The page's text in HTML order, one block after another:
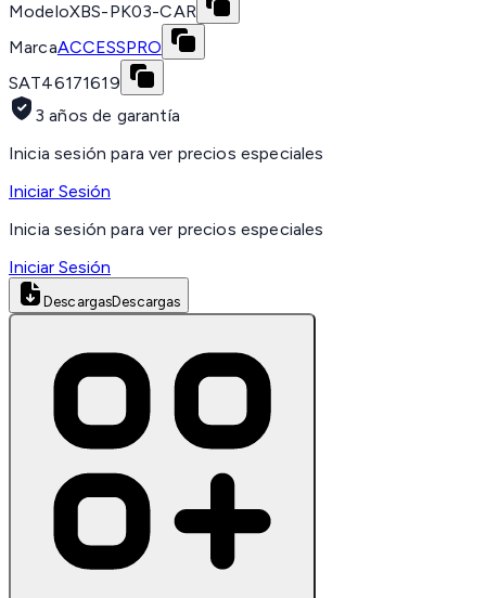
ModeloXBS-PK03-CAR
MarcaACCESSPRO
SAT46171619
3 años de garantía
Inicia sesión para ver precios especiales
Iniciar Sesión
Inicia sesión para ver precios especiales
Iniciar Sesión
DescargasDescargas